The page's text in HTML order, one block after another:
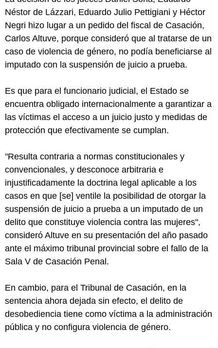
Néstor de Lázzari, Eduardo Julio Pettigiani y Héctor
Negri hizo lugar a un pedido del fiscal de Casación,
Carlos Altuve, porque consideró que al tratarse de un
caso de violencia de género, no podía beneficiarse al
imputado con la suspensión de juicio a prueba.
Es que para el funcionario judicial, el Estado se
encuentra obligado internacionalmente a garantizar a
las víctimas el acceso a un juicio justo y medidas de
protección que efectivamente se cumplan.
"Resulta contraria a normas constitucionales y
convencionales, y desconoce arbitraria e
injustificadamente la doctrina legal aplicable a los
casos en que [se] ventile la posibilidad de otorgar la
suspensión de juicio a prueba a un imputado de un
delito que constituye violencia contra las mujeres",
consideró Altuve en su presentación del año pasado
ante el máximo tribunal provincial sobre el fallo de la
Sala V de Casación Penal.
En cambio, para el Tribunal de Casación, en la
sentencia ahora dejada sin efecto, el delito de
desobediencia tiene como víctima a la administración
pública y no configura violencia de género.